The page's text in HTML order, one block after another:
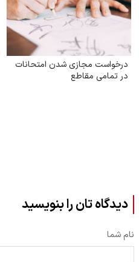
درخواست مجازی شدن امتحانات
در تمامی مقاطع
دیدگاه تان را بنویسید
نام شما